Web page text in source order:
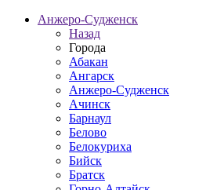
Анжеро-Судженск
Назад
Города
Абакан
Ангарск
Анжеро-Судженск
Ачинск
Барнаул
Белово
Белокуриха
Бийск
Братск